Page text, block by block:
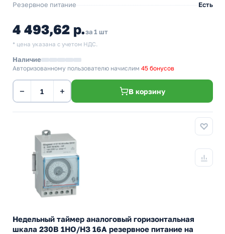
Резервное питание
Есть
4 493,62 р.за 1 шт
* цена указана с учетом НДС.
Наличие
Авторизованному пользователю начислим 45 бонусов
− + В корзину
Недельный таймер аналоговый горизонтальная
шкала 230В 1НО/НЗ 16А резервное питание на